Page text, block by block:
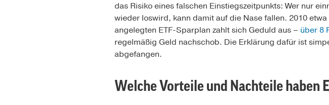
das Risiko eines falschen Einstiegszeitpunkts: Wer nur
wieder loswird, kann damit auf die Nase fallen. 2010
angelegten ETF-Sparplan zahlt sich Geduld aus – über 8
regelmäßig Geld nachschob. Die Erklärung dafür ist
abgefangen.
Welche Vorteile und Nachteile haben